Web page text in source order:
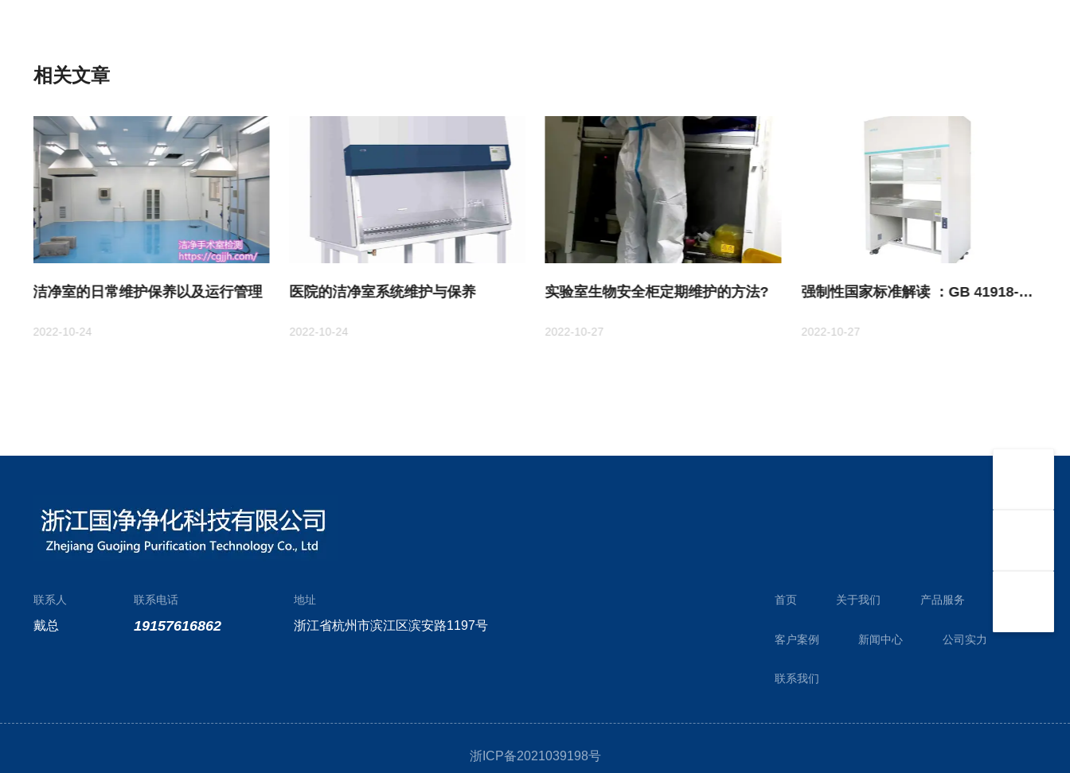
相关文章
洁净室的日常维护保养以及运行管理
2022-10-24
医院的洁净室系统维护与保养
2022-10-24
实验室生物安全柜定期维护的方法?
2022-10-27
强制性国家标准解读 ：GB 41918-
2022-10-27
联系人
戴总
联系电话
19157616862
地址
浙江省杭州市滨江区滨安路1197号
首页 关于我们 产品服务
客户案例 新闻中心 公司实力
联系我们
浙ICP备2021039198号